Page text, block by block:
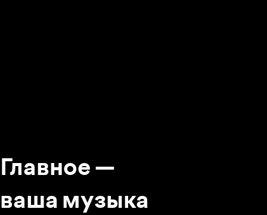
Главное —
ваша музыка